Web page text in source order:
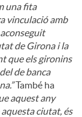
una fita
vinculació amb
de Girona i la
que els gironins
de banca
També ha
aquest any
ciutat, és